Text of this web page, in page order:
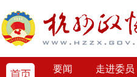
要闻 走进委员